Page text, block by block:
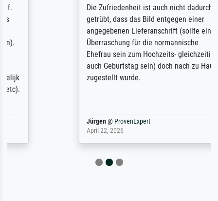
Die Zufriedenheit ist auch nicht dadurch
getrübt, dass das Bild entgegen einer
angegebenen Lieferanschrift (sollte eine
Überraschung für die normannische
Ehefrau sein zum Hochzeits- gleichzeitig
auch Geburtstag sein) doch nach zu Hause
zugestellt wurde.
ProvenExpert